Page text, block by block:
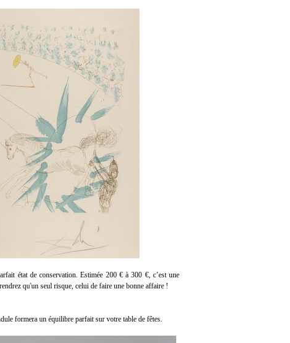
état de conservation. Estimée 200 € à 300 €, c’est une
qu'un seul risque, celui de faire une bonne affaire !
formera un équilibre parfait sur votre table de fêtes.